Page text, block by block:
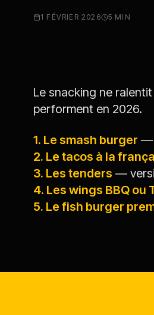
1 FÉVRIER 2026 5 MIN
Le snacking ne
performent en 2026.
1. Le smash burger —
2. Le tacos à la
3. Les tenders —
4. Les wings BBQ ou
5. Le fish burger